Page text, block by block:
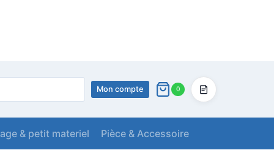
Mon compte 0
Devis
& petit materiel Pièce & Accessoire
RUBALISE